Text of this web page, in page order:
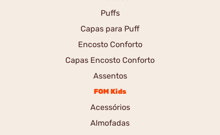
Puffs
Capas para Puff
Encosto Conforto
Capas Encosto Conforto
Assentos
FOM Kids
Acessórios
Almofadas